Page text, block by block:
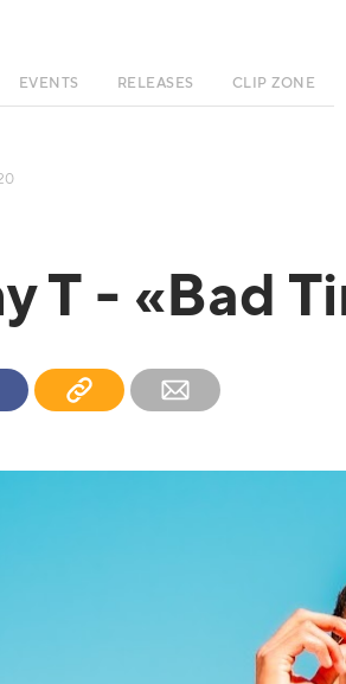
EVENTS RELEASES CLIP ZONE
T - «Bad